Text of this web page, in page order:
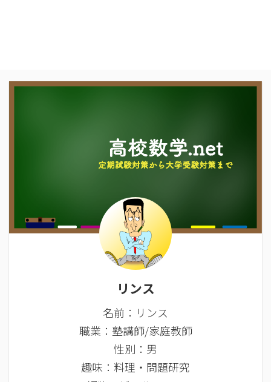
リンス
名前：リンス
職業：塾講師/家庭教師
性別：男
趣味：料理・問題研究